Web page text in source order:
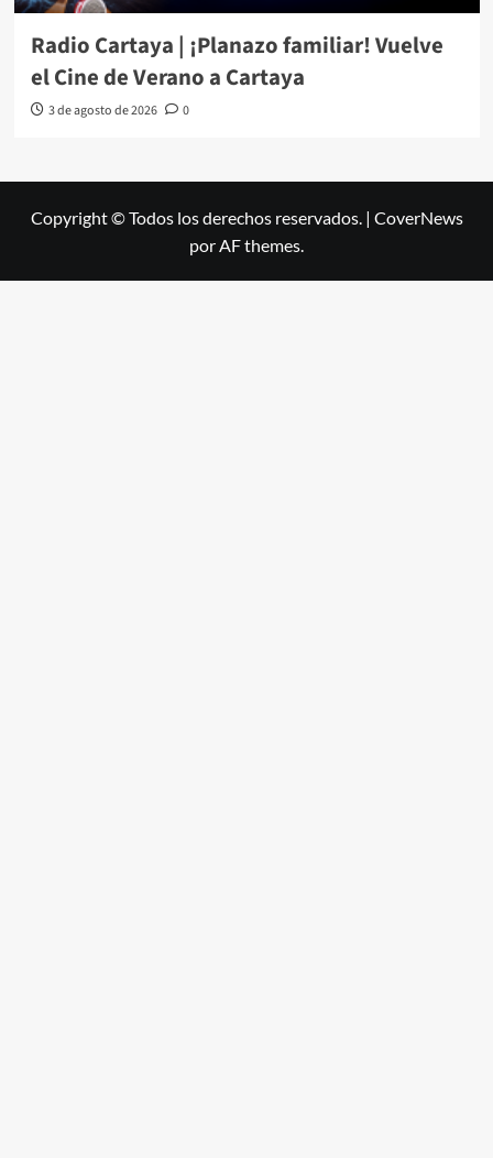
Radio Cartaya | ¡Planazo familiar! Vuelve
el Cine de Verano a Cartaya
3 de agosto de 2026 0
Copyright © Todos los derechos reservados. | CoverNews
por AF themes.